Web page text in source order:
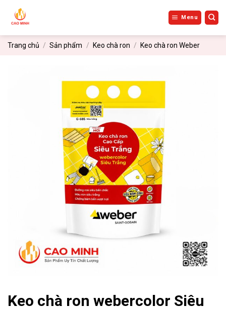
dung
Menu
Trang chủ / Sản phẩm / Keo chà ron / Keo chà ron Weber
Keo chà ron webercolor Siêu